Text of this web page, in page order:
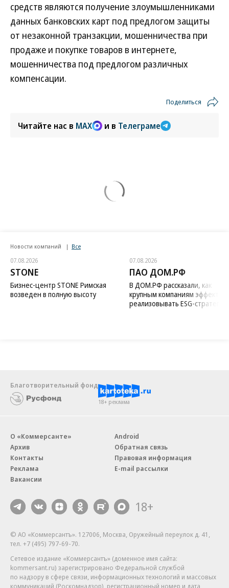
средств являются получение злоумышленниками
данных банковских карт под предлогом защиты
от незаконной транзакции, мошенничества при
продаже и покупке товаров в интернете,
мошенничества под предлогом различных
компенсации.
Поделиться
Читайте нас в MAX и в Телеграме
Новости компаний Все
07.08.2026
STONE
Бизнес-центр STONE Римская
возведен в полную высоту
07.08.2026
ПАО ДОМ.РФ
В ДОМ.РФ рассказали, как
крупным компаниям
реализовывать ESG-стратегию
Благотворительный фонд
18+ реклама
О «Коммерсанте»
Архив
Контакты
Реклама
Вакансии
Android
Обратная связь
Правовая информация
E-mail рассылки
18+
© АО «Коммерсантъ». 127006, Москва, Оружейный переулок д. 41,
тел. +7 (495) 797-69-70.
Сетевое издание «Коммерсантъ» (доменное имя сайта:
kommersant.ru) зарегистрировано Федеральной службой
по надзору в сфере связи, информационных технологий и массовых
коммуникаций (Роскомнадзор), регистрационный номер и дата